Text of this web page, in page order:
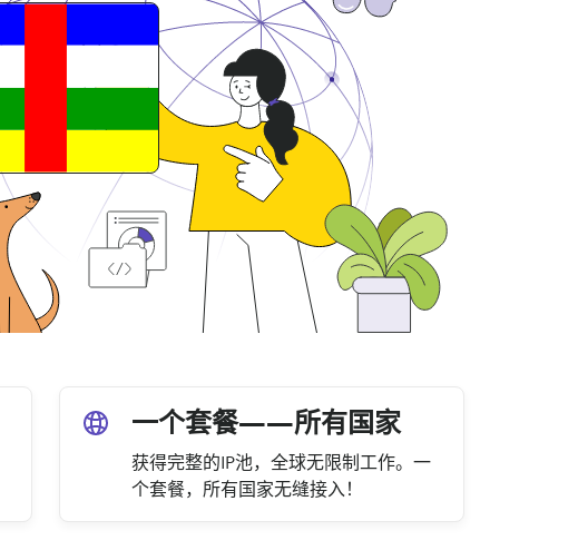
一个套餐——所有国家
获得完整的IP池，全球无限制工作。一
个套餐，所有国家无缝接入！